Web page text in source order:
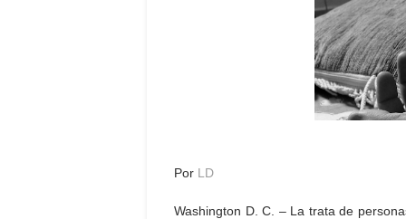
Por LD
Washington D. C. – La trata de